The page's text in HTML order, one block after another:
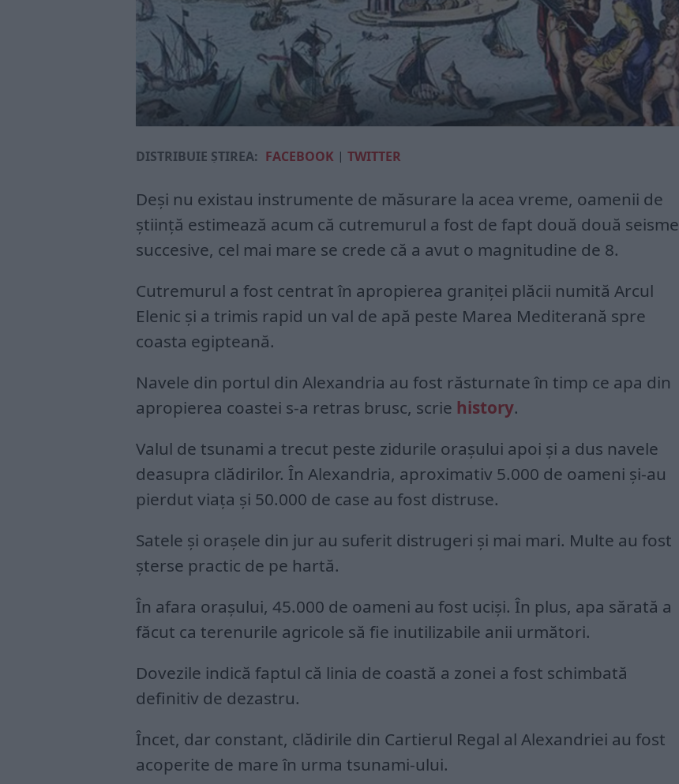
DISTRIBUIE ȘTIREA: FACEBOOK | TWITTER
Deși nu existau instrumente de măsurare la acea vreme, oamenii de
știință estimează acum că cutremurul a fost de fapt două două seisme
succesive, cel mai mare se crede că a avut o magnitudine de 8.
Cutremurul a fost centrat în apropierea graniței plăcii numită Arcul
Elenic și a trimis rapid un val de apă peste Marea Mediterană spre
coasta egipteană.
Navele din portul din Alexandria au fost răsturnate în timp ce apa din
apropierea coastei s-a retras brusc, scrie history.
Valul de tsunami a trecut peste zidurile orașului apoi și a dus navele
deasupra clădirilor. În Alexandria, aproximativ 5.000 de oameni și-au
pierdut viața și 50.000 de case au fost distruse.
Satele și orașele din jur au suferit distrugeri și mai mari. Multe au fost
șterse practic de pe hartă.
În afara orașului, 45.000 de oameni au fost uciși. În plus, apa sărată a
făcut ca terenurile agricole să fie inutilizabile anii următori.
Dovezile indică faptul că linia de coastă a zonei a fost schimbată
definitiv de dezastru.
Încet, dar constant, clădirile din Cartierul Regal al Alexandriei au fost
acoperite de mare în urma tsunami-ului.